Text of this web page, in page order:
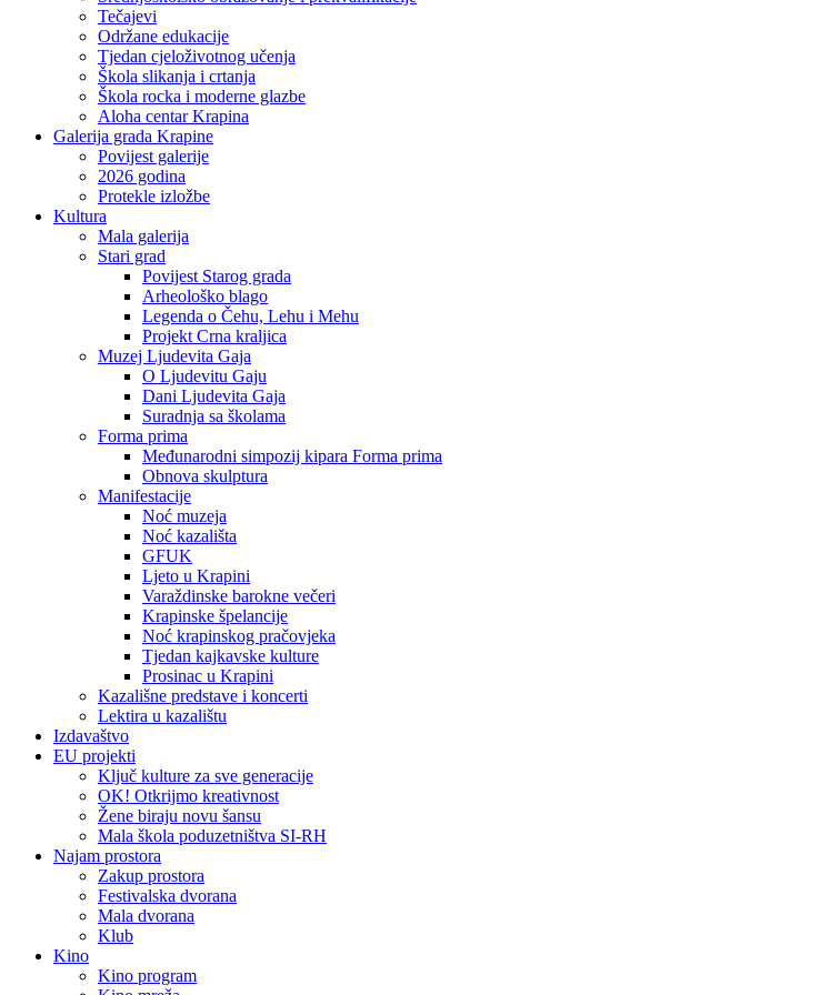
Tečajevi
Održane edukacije
Tjedan cjeloživotnog učenja
Škola slikanja i crtanja
Škola rocka i moderne glazbe
Aloha centar Krapina
Galerija grada Krapine
Povijest galerije
2026 godina
Protekle izložbe
Kultura
Mala galerija
Stari grad
Povijest Starog grada
Arheološko blago
Legenda o Čehu, Lehu i Mehu
Projekt Crna kraljica
Muzej Ljudevita Gaja
O Ljudevitu Gaju
Dani Ljudevita Gaja
Suradnja sa školama
Forma prima
Međunarodni simpozij kipara Forma prima
Obnova skulptura
Manifestacije
Noć muzeja
Noć kazališta
GFUK
Ljeto u Krapini
Varaždinske barokne večeri
Krapinske špelancije
Noć krapinskog pračovjeka
Tjedan kajkavske kulture
Prosinac u Krapini
Kazališne predstave i koncerti
Lektira u kazalištu
Izdavaštvo
EU projekti
Ključ kulture za sve generacije
OK! Otkrijmo kreativnost
Žene biraju novu šansu
Mala škola poduzetništva SI-RH
Najam prostora
Zakup prostora
Festivalska dvorana
Mala dvorana
Klub
Kino
Kino program